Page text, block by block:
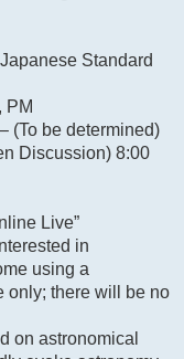
Standard
PM
be determined)
8:00
Live”
in
using a
only; there will be no
on astronomical